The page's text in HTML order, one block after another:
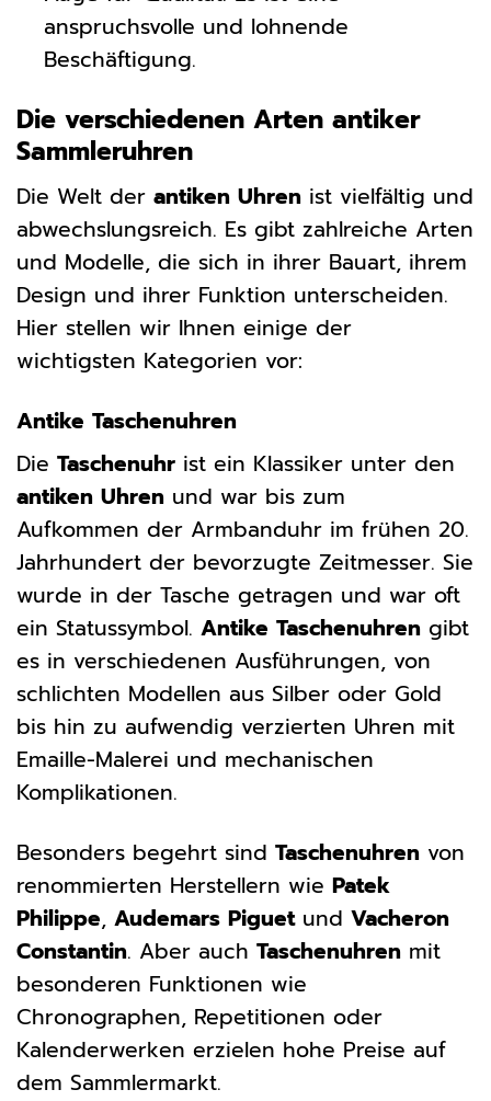
anspruchsvolle und lohnende
Beschäftigung.
Die verschiedenen Arten antiker
Sammleruhren
Die Welt der antiken Uhren ist vielfältig und
abwechslungsreich. Es gibt zahlreiche Arten
und Modelle, die sich in ihrer Bauart, ihrem
Design und ihrer Funktion unterscheiden.
Hier stellen wir Ihnen einige der
wichtigsten Kategorien vor:
Antike Taschenuhren
Die Taschenuhr ist ein Klassiker unter den
antiken Uhren und war bis zum
Aufkommen der Armbanduhr im frühen 20.
Jahrhundert der bevorzugte Zeitmesser. Sie
wurde in der Tasche getragen und war oft
ein Statussymbol. Antike Taschenuhren gibt
es in verschiedenen Ausführungen, von
schlichten Modellen aus Silber oder Gold
bis hin zu aufwendig verzierten Uhren mit
Emaille-Malerei und mechanischen
Komplikationen.
Besonders begehrt sind Taschenuhren von
renommierten Herstellern wie Patek
Philippe, Audemars Piguetund Vacheron
Constantin. Aber auch Taschenuhren mit
besonderen Funktionen wie
Chronographen, Repetitionen oder
Kalenderwerken erzielen hohe Preise auf
dem Sammlermarkt.